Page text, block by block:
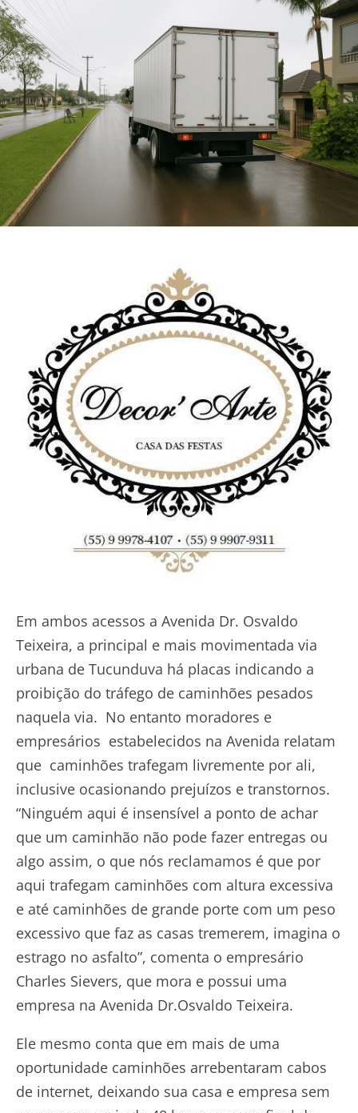
Em ambos acessos a Avenida Dr. Osvaldo
Teixeira, a principal e mais movimentada via
urbana de Tucunduva há placas indicando a
proibição do tráfego de caminhões pesados
naquela via. No entanto moradores e
empresários estabelecidos na Avenida relatam
que caminhões trafegam livremente por ali,
inclusive ocasionando prejuízos e transtornos.
“Ninguém aqui é insensível a ponto de achar
que um caminhão não pode fazer entregas ou
algo assim, o que nós reclamamos é que por
aqui trafegam caminhões com altura excessiva
e até caminhões de grande porte com um peso
excessivo que faz as casas tremerem, imagina o
estrago no asfalto”, comenta o empresário
Charles Sievers, que mora e possui uma
empresa na Avenida Dr.Osvaldo Teixeira.
Ele mesmo conta que em mais de uma
oportunidade caminhões arrebentaram cabos
de internet, deixando sua casa e empresa sem